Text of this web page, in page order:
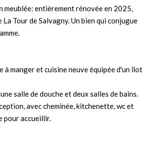
entièrement rénovée en 2025,
Tour de Salvagny. Un bien qui conjugue
à manger et cuisine neuve équipée d'un îlot
salle de douche et deux salles de bains.
avec cheminée, kitchenette, wc et
pour accueillir.